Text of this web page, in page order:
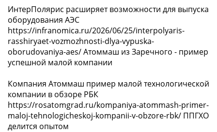
ИнтерПолярис расширяет возможности для выпуска
оборудования АЭС
https://infranomica.ru/2026/06/25/interpolyaris-
rasshiryaet-vozmozhnosti-dlya-vypuska-
oborudovaniya-aes/ Атоммаш из Заречного - пример
успешной малой компании
Компания Атоммаш пример малой технологической
компании в обзоре РБК
https://rosatomgrad.ru/kompaniya-atommash-primer-
maloj-tehnologicheskoj-kompanii-v-obzore-rbk/ ППГХО
делится опытом